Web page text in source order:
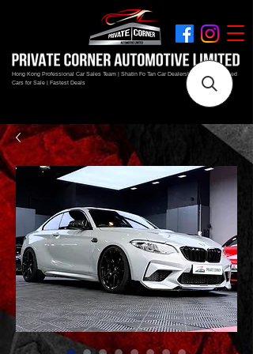
Hong Kong Professional Car Sales Team | Shatin Fo Tan Car Dealership | New and Used
Cars for Sale | Fastest Deals